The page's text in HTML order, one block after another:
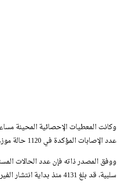
وكانت المعطيات الإحصائية المحينة
عدد الإصابات المؤكدة في 1120 حالة موزعة على 11 جهة في المملكة.
ووفق المصدر ذاته فإن عدد الحالات
سلبية، قد بلغ 4131 منذ بداية انتشار الفيروس بالبلاد.